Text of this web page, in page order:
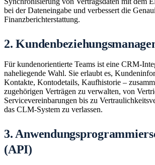
bei der Dateneingabe und verbessert die
Finanzberichterstattung.
2.
Für kundenorientierte Teams ist eine CRM-
naheliegende Wahl. Sie erlaubt es,
Kontakte, Kontodetails, Kaufhistorie –
zugehörigen Verträgen zu verwalten, von
Servicevereinbarungen bis zu
das CLM-System zu verlassen.
3.
(API)